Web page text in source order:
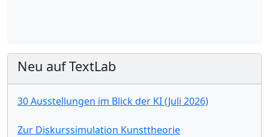
Neu auf TextLab
30 Ausstellungen im Blick der KI (Juli 2026)
Zur Diskurssimulation Kunsttheorie